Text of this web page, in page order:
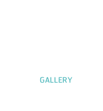
GALLERY